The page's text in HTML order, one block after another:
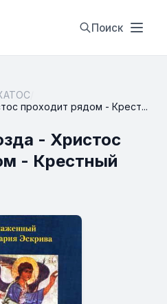
Поиск
проходит рядом - Крест...
- Христос
- Крестный